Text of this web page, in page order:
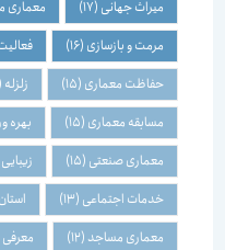
میراث جهانی(17) معماری موزه
مرمت و بازسازی(16)
حفاظت معماری(15) زلزله(15)
مسابقه معماری(15) بهره وری(15)
معماری صنعتی(15) زیبایی
خدمات اجتماعی(13) استان
معماری مساجد(12) معرفی